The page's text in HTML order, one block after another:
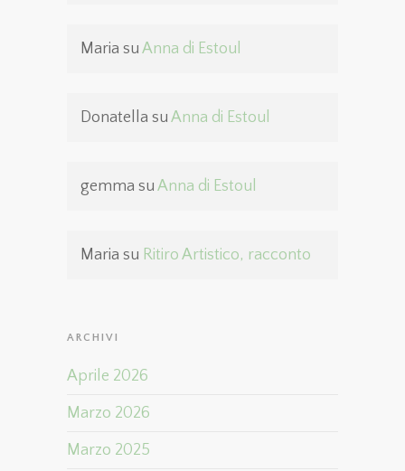
Maria su Anna di Estoul
Donatella su Anna di Estoul
gemma su Anna di Estoul
Maria su Ritiro Artistico, racconto
ARCHIVI
Aprile 2026
Marzo 2026
Marzo 2025